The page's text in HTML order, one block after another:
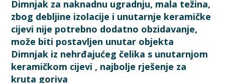
Dimnjak za naknadnu ugradnju, mala težina,
zbog debljine izolacije i unutarnje keramičke
cijevi nije potrebno dodatno obzidavanje,
može biti postavljen unutar objekta
Dimnjak iz nehrđajućeg čelika s unutarnjom
keramičkom cijevi , najbolje rješenje za
kruta goriva